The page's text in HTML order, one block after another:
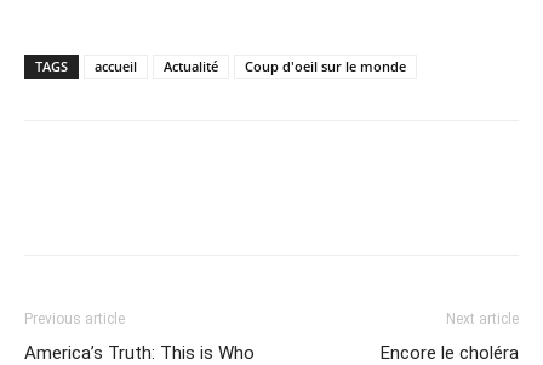
TAGS accueil Actualité Coup d'oeil sur le monde
Previous article
America’s Truth: This is Who
Next article
Encore le choléra